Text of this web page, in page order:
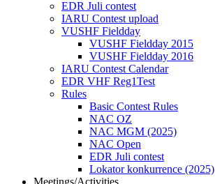
EDR Juli contest
IARU Contest upload
VUSHF Fieldday
VUSHF Fieldday 2015
VUSHF Fieldday 2016
IARU Contest Calendar
EDR VHF Reg1Test
Rules
Basic Contest Rules
NAC OZ
NAC MGM (2025)
NAC Open
EDR Juli contest
Lokator konkurrence (2025)
Meetings/Activities